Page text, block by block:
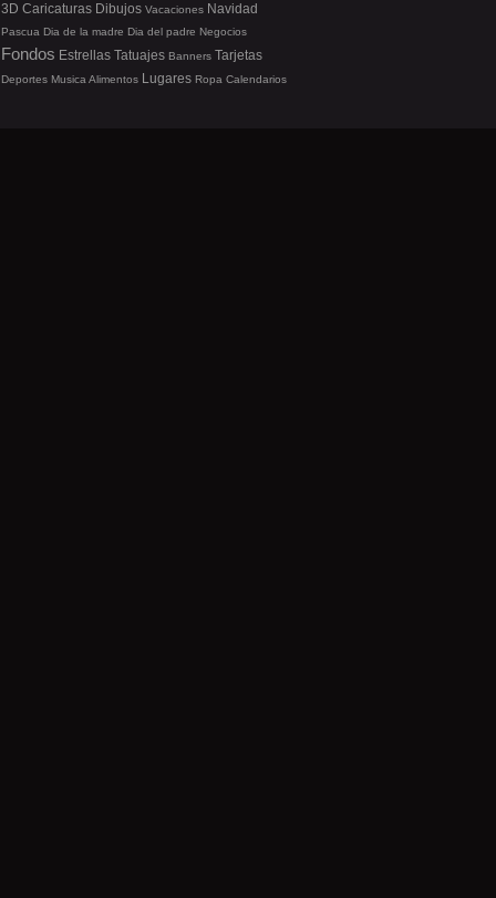
3D Caricaturas Dibujos Vacaciones Navidad
Pascua Dia de la madre Dia del padre Negocios
Fondos Estrellas Tatuajes Banners Tarjetas
Deportes Musica Alimentos Lugares Ropa Calendarios